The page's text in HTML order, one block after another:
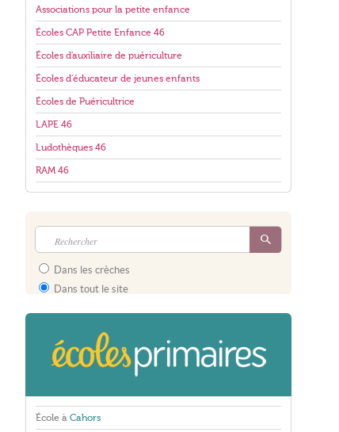
Associations pour la petite enfance
Écoles CAP Petite Enfance 46
Écoles d'auxiliaire de puériculture
Écoles d'éducateur de jeunes enfants
Écoles de Puéricultrice
LAPE 46
Ludothèques 46
RAM 46
Dans les crèches
Dans tout le site
École à Cahors